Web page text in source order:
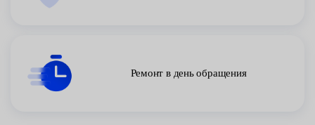
Ремонт в день обращения